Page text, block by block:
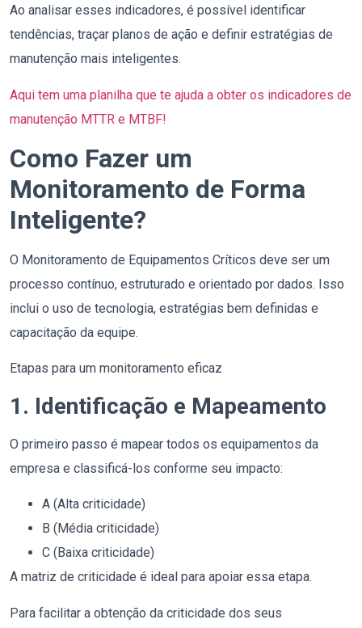
Ao analisar esses indicadores, é possível identificar
tendências, traçar planos de ação e definir estratégias de
manutenção mais inteligentes.
Aqui tem uma planilha que te ajuda a obter os indicadores de
manutenção MTTR e MTBF!
Como Fazer um
Monitoramento de Forma
Inteligente?
O Monitoramento de Equipamentos Críticos deve ser um
processo contínuo, estruturado e orientado por dados. Isso
inclui o uso de tecnologia, estratégias bem definidas e
capacitação da equipe.
Etapas para um monitoramento eficaz
1. Identificação e Mapeamento
O primeiro passo é mapear todos os equipamentos da
empresa e classificá-los conforme seu impacto:
A (Alta criticidade)
B (Média criticidade)
C (Baixa criticidade)
A matriz de criticidade é ideal para apoiar essa etapa.
Para facilitar a obtenção da criticidade dos seus